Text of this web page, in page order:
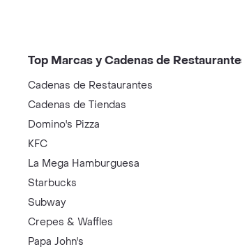
Top Marcas y Cadenas de
Cadenas de Restaurantes
Cadenas de Tiendas
Domino's Pizza
KFC
La Mega Hamburguesa
Starbucks
Subway
Crepes & Waffles
Papa John's